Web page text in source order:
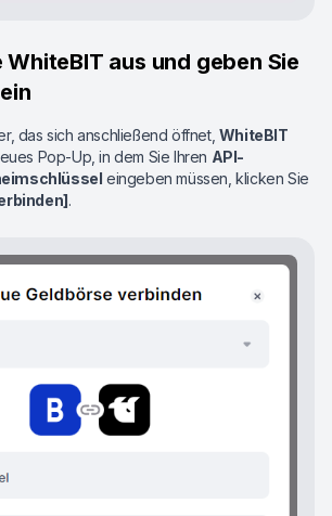
WhiteBIT aus und geben Sie
das sich anschließend öffnet, WhiteBIT
Pop-Up, in dem Sie Ihren API-
eingeben müssen, klicken Sie
.